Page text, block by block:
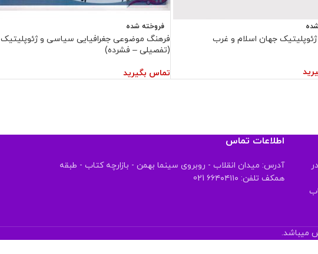
جهان اسلام و غرب
فروخته شده
فرهنگ موضوعی جغرافیایی سیاسی و ژئوپلیتیک
(تفصیلی – فشرده)
تماس بگیرید
کتاب
اطلاعات تماس
آدرس: میدان انقلاب - روبروی سینما بهمن - بازارچه کتاب - طبقه
همکف تلفن: ۶۶۴۰۴۱۱۰ 021
میباشد.